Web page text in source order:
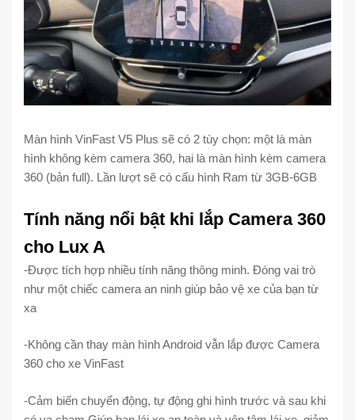
Màn hình VinFast V5 Plus sẽ có 2 tùy chọn: một là màn
hình không kèm camera 360, hai là màn hình kèm camera
360 (bản full). Lần lượt sẽ có cấu hình Ram từ 3GB-6GB
Tính năng nổi bật khi lắp Camera 360
cho Lux A
-Được tích hợp nhiều tính năng thông minh. Đóng vai trò
như một chiếc camera an ninh giúp bảo vệ xe của bạn từ
xa
-Không cần thay màn hình Android vẫn lắp được Camera
360 cho xe VinFast
-Cảm biến chuyển động, tự động ghi hình trước và sau khi